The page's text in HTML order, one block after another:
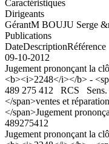
Caractéristiques
Dirigeants
GérantM BOUJU Serge
Publications
DateDescriptionRéférence
09-10-2012
Jugement prononçant la
<b><i>2248</i></b> -
489 275 412 RCS Sens.
</span>ventes et
</span>Jugement
489275412
Jugement prononçant la